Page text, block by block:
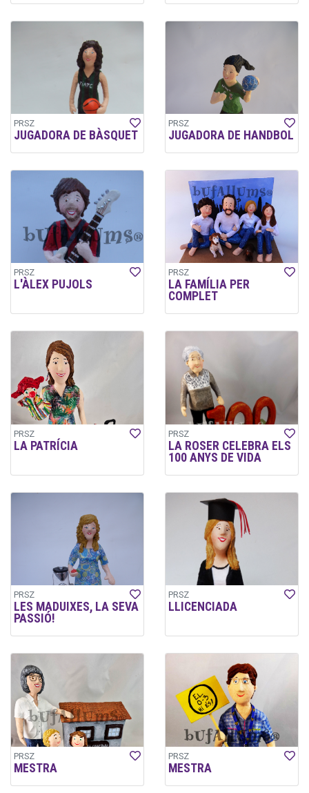
PRSZ
JUGADORA DE BÀSQUET
PRSZ
JUGADORA DE HANDBOL
PRSZ
L'ÀLEX PUJOLS
PRSZ
LA FAMÍLIA PER
COMPLET
PRSZ
LA PATRÍCIA
PRSZ
LA ROSER CELEBRA ELS
100 ANYS DE VIDA
PRSZ
LES MADUIXES, LA SEVA
PASSIÓ!
PRSZ
LLICENCIADA
PRSZ
MESTRA
PRSZ
MESTRA